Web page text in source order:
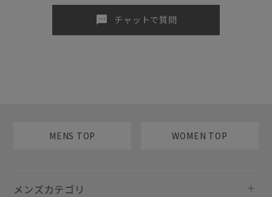
sms チャットで質問
MENS TOP WOMEN TOP
メンズカテゴリ